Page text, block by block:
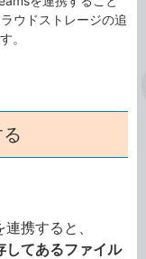
ウドストレージの追
。
携すると、
してあるファイル